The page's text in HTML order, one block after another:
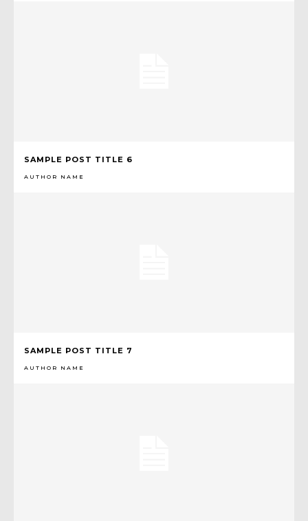
SAMPLE POST TITLE 6
AUTHOR NAME
SAMPLE POST TITLE 7
AUTHOR NAME